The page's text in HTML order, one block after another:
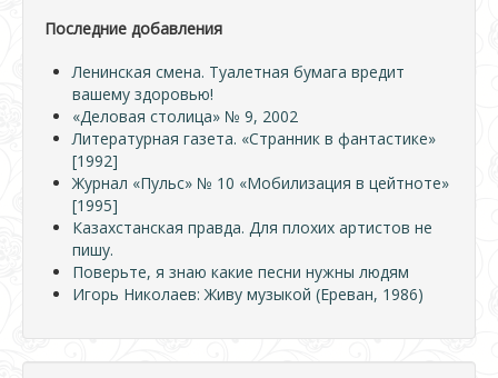
Последние добавления
Ленинская смена. Туалетная бумага вредит
вашему здоровью!
«Деловая столица» № 9, 2002
Литературная газета. «Странник в фантастике»
[1992]
Журнал «Пульс» № 10 «Мобилизация в цейтноте»
[1995]
Казахстанская правда. Для плохих артистов не
пишу.
Поверьте, я знаю какие песни нужны людям
Игорь Николаев: Живу музыкой (Ереван, 1986)